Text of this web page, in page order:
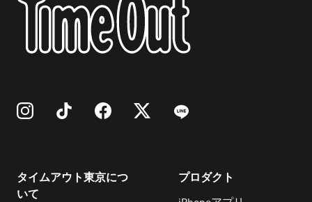
タイムアウト東京につ
いて
プロダクト